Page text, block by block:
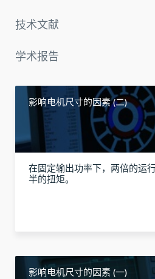
技术文献
学术报告
影响电机尺寸的因素 (二)
在固定输出功率下，两倍的运
半的扭矩。
影响电机尺寸的因素 (一)